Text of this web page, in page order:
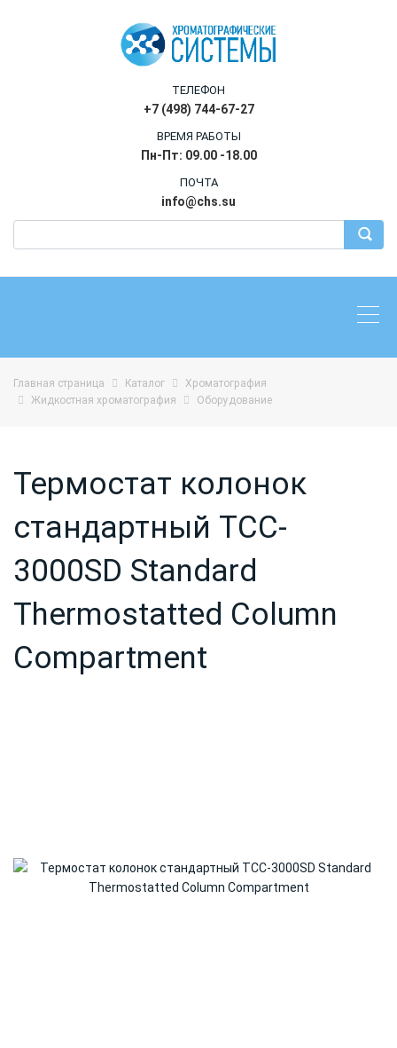
ТЕЛЕФОН
+7 (498) 744-67-27
ВРЕМЯ РАБОТЫ
Пн-Пт: 09.00 -18.00
ПОЧТА
info@chs.su
Главная страница Каталог
Хроматография
Жидкостная хроматография
Оборудование
Термостат колонок
стандартный TCC-
3000SD Standard
Thermostatted Column
Compartment